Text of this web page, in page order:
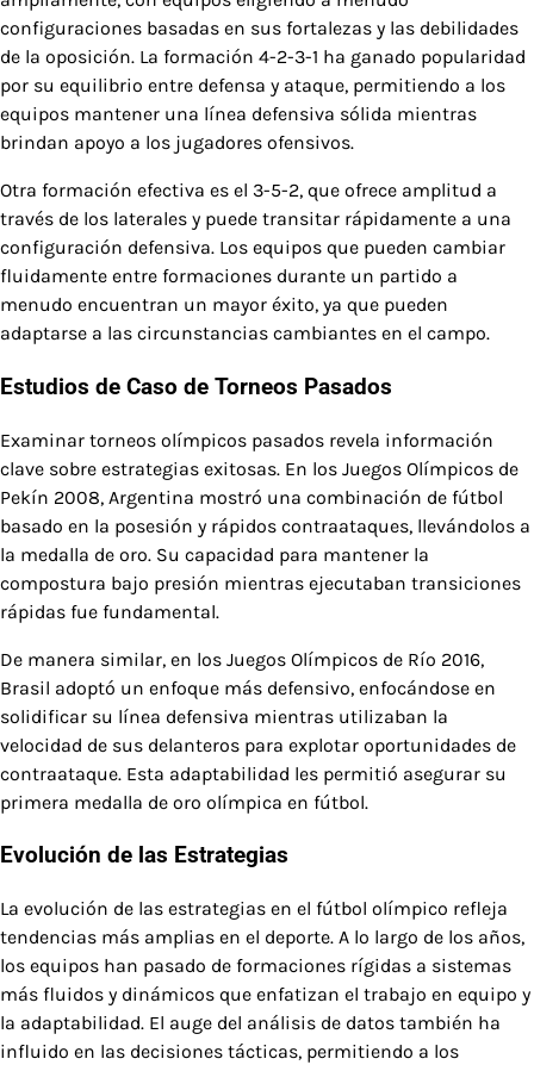
configuraciones basadas en sus fortalezas y las debilidades
de la oposición. La formación 4-2-3-1 ha ganado popularidad
por su equilibrio entre defensa y ataque, permitiendo a los
equipos mantener una línea defensiva sólida mientras
brindan apoyo a los jugadores ofensivos.
Otra formación efectiva es el 3-5-2, que ofrece amplitud a
través de los laterales y puede transitar rápidamente a una
configuración defensiva. Los equipos que pueden cambiar
fluidamente entre formaciones durante un partido a
menudo encuentran un mayor éxito, ya que pueden
adaptarse a las circunstancias cambiantes en el campo.
Estudios de Caso de Torneos Pasados
Examinar torneos olímpicos pasados revela información
clave sobre estrategias exitosas. En los Juegos Olímpicos de
Pekín 2008, Argentina mostró una combinación de fútbol
basado en la posesión y rápidos contraataques, llevándolos a
la medalla de oro. Su capacidad para mantener la
compostura bajo presión mientras ejecutaban transiciones
rápidas fue fundamental.
De manera similar, en los Juegos Olímpicos de Río 2016,
Brasil adoptó un enfoque más defensivo, enfocándose en
solidificar su línea defensiva mientras utilizaban la
velocidad de sus delanteros para explotar oportunidades de
contraataque. Esta adaptabilidad les permitió asegurar su
primera medalla de oro olímpica en fútbol.
Evolución de las Estrategias
La evolución de las estrategias en el fútbol olímpico refleja
tendencias más amplias en el deporte. A lo largo de los años,
los equipos han pasado de formaciones rígidas a sistemas
más fluidos y dinámicos que enfatizan el trabajo en equipo y
la adaptabilidad. El auge del análisis de datos también ha
influido en las decisiones tácticas, permitiendo a los